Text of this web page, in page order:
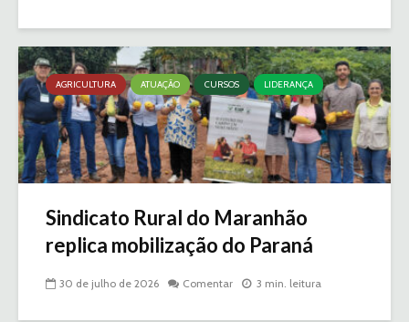
AGRICULTURA ATUAÇÃO CURSOS LIDERANÇA
Sindicato Rural do Maranhão
replica mobilização do Paraná
30 de julho de 2026 Comentar 3 min. leitura